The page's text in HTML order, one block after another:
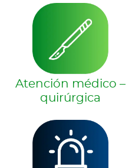
Atención médico –
quirúrgica